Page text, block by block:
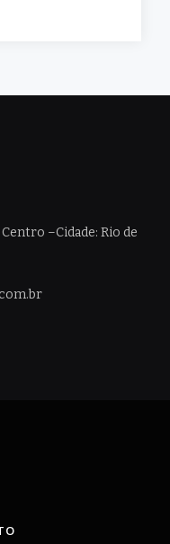
–Cidade: Rio de